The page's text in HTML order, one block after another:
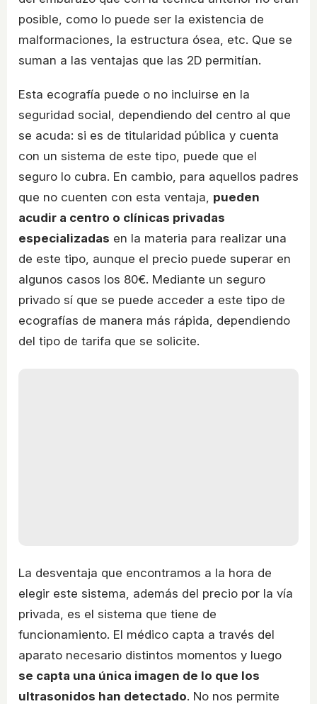
posible, como lo puede ser la existencia de
malformaciones, la estructura ósea, etc. Que se
suman a las ventajas que las 2D permitían.
Esta ecografía puede o no incluirse en la
seguridad social, dependiendo del centro al que
se acuda: si es de titularidad pública y cuenta
con un sistema de este tipo, puede que el
seguro lo cubra. En cambio, para aquellos padres
que no cuenten con esta ventaja, pueden
acudir a centro o clínicas privadas
especializadas en la materia para realizar una
de este tipo, aunque el precio puede superar en
algunos casos los 80€. Mediante un seguro
privado sí que se puede acceder a este tipo de
ecografías de manera más rápida, dependiendo
del tipo de tarifa que se solicite.
La desventaja que encontramos a la hora de
elegir este sistema, además del precio por la vía
privada, es el sistema que tiene de
funcionamiento. El médico capta a través del
aparato necesario distintos momentos y luego
se capta una única imagen de lo que los
ultrasonidos han detectado. No nos permite